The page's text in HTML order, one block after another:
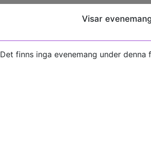
Visar
Det finns inga evenemang under denna